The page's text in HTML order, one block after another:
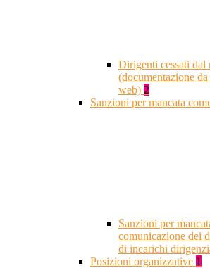
Dirigenti cessati
(documentazione
web) 2
Sanzioni per mancata
Sanzioni per
comunicazione dei
di incarichi
Posizioni organizzative 1